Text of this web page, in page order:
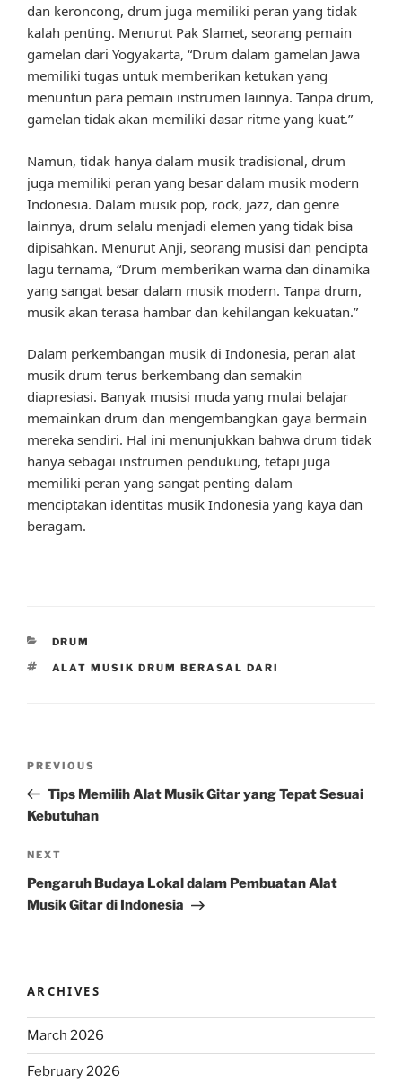
dan keroncong, drum juga memiliki peran yang tidak
kalah penting. Menurut Pak Slamet, seorang pemain
gamelan dari Yogyakarta, “Drum dalam gamelan Jawa
memiliki tugas untuk memberikan ketukan yang
menuntun para pemain instrumen lainnya. Tanpa drum,
gamelan tidak akan memiliki dasar ritme yang kuat.”
Namun, tidak hanya dalam musik tradisional, drum
juga memiliki peran yang besar dalam musik modern
Indonesia. Dalam musik pop, rock, jazz, dan genre
lainnya, drum selalu menjadi elemen yang tidak bisa
dipisahkan. Menurut Anji, seorang musisi dan pencipta
lagu ternama, “Drum memberikan warna dan dinamika
yang sangat besar dalam musik modern. Tanpa drum,
musik akan terasa hambar dan kehilangan kekuatan.”
Dalam perkembangan musik di Indonesia, peran alat
musik drum terus berkembang dan semakin
diapresiasi. Banyak musisi muda yang mulai belajar
memainkan drum dan mengembangkan gaya bermain
mereka sendiri. Hal ini menunjukkan bahwa drum tidak
hanya sebagai instrumen pendukung, tetapi juga
memiliki peran yang sangat penting dalam
menciptakan identitas musik Indonesia yang kaya dan
beragam.
CATEGORIES
DRUM
TAGS
ALAT MUSIK DRUM BERASAL DARI
Previous
Post
PREVIOUS
Tips Memilih Alat Musik Gitar yang Tepat Sesuai
Kebutuhan
Next
Post
NEXT
Pengaruh Budaya Lokal dalam Pembuatan Alat
Musik Gitar di Indonesia
ARCHIVES
March 2026
February 2026